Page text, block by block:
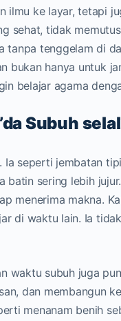
ilmu ke layar, tetapi
sehat, tidak
tanpa tenggelam di
bukan hanya untuk
belajar agama
Subuh
Ia seperti jembatan
batin sering lebih
menerima makna.
di waktu lain. Ia
waktu subuh juga
dan membangun
menanam benih